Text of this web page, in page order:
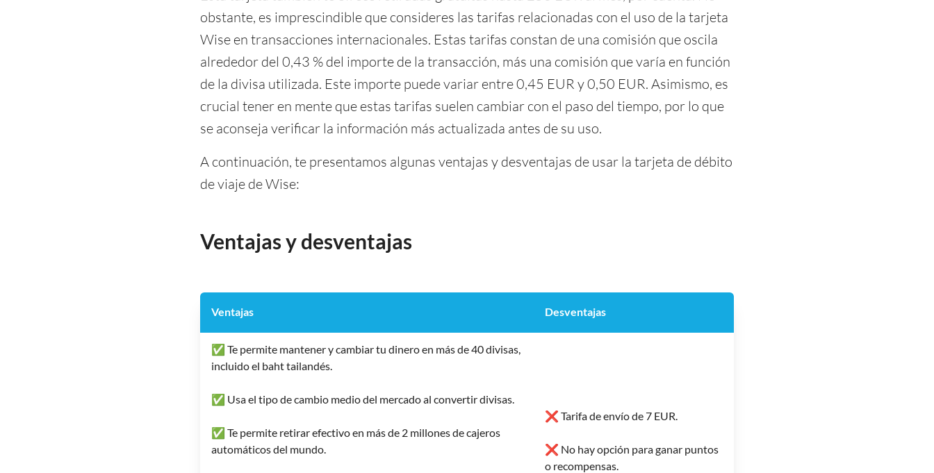
obstante, es imprescindible que consideres las tarifas relacionadas con el uso de la tarjeta
Wise en transacciones internacionales. Estas tarifas constan de una comisión que oscila
alrededor del 0,43 % del importe de la transacción, más una comisión que varía en función
de la divisa utilizada. Este importe puede variar entre 0,45 EUR y 0,50 EUR. Asimismo, es
crucial tener en mente que estas tarifas suelen cambiar con el paso del tiempo, por lo que
se aconseja verificar la información más actualizada antes de su uso.
A continuación, te presentamos algunas ventajas y desventajas de usar la tarjeta de débito
de viaje de Wise:
Ventajas y desventajas
Ventajas Desventajas
✅ Te permite mantener y cambiar tu dinero en más de 40 divisas,
incluido el baht tailandés.
✅ Usa el tipo de cambio medio del mercado al convertir divisas.
✅ Te permite retirar efectivo en más de 2 millones de cajeros
automáticos del mundo.
❌ Tarifa de envío de 7 EUR.
❌ No hay opción para ganar puntos
o recompensas.